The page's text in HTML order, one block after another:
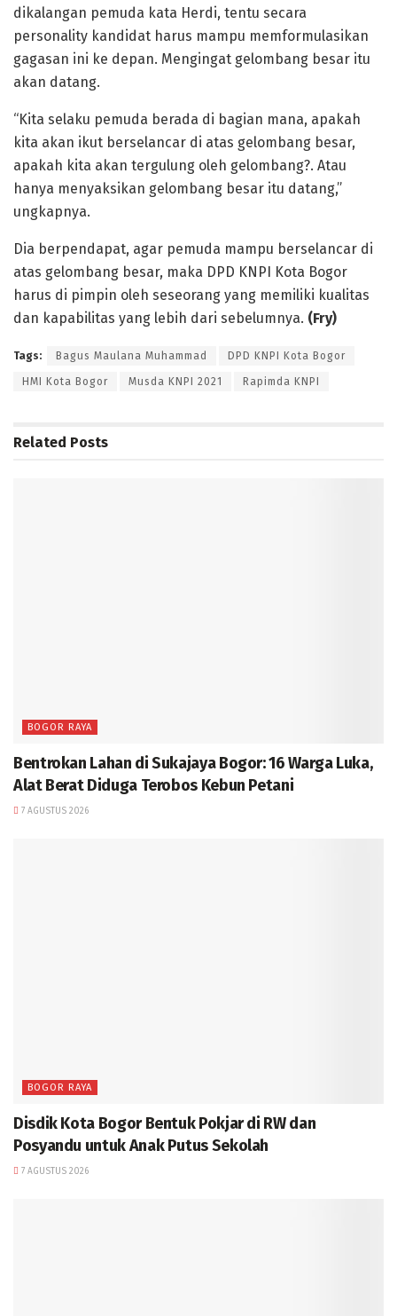
dikalangan pemuda kata Herdi, tentu secara
personality kandidat harus mampu memformulasikan
gagasan ini ke depan. Mengingat gelombang besar itu
akan datang.
“Kita selaku pemuda berada di bagian mana, apakah
kita akan ikut berselancar di atas gelombang besar,
apakah kita akan tergulung oleh gelombang?. Atau
hanya menyaksikan gelombang besar itu datang,”
ungkapnya.
Dia berpendapat, agar pemuda mampu berselancar di
atas gelombang besar, maka DPD KNPI Kota Bogor
harus di pimpin oleh seseorang yang memiliki kualitas
dan kapabilitas yang lebih dari sebelumnya. (Fry)
Tags: Bagus Maulana Muhammad DPD KNPI Kota Bogor
HMI Kota Bogor Musda KNPI 2021 Rapimda KNPI
Related Posts
BOGOR RAYA
Bentrokan Lahan di Sukajaya Bogor: 16 Warga Luka,
Alat Berat Diduga Terobos Kebun Petani
7 AGUSTUS 2026
BOGOR RAYA
Disdik Kota Bogor Bentuk Pokjar di RW dan
Posyandu untuk Anak Putus Sekolah
7 AGUSTUS 2026